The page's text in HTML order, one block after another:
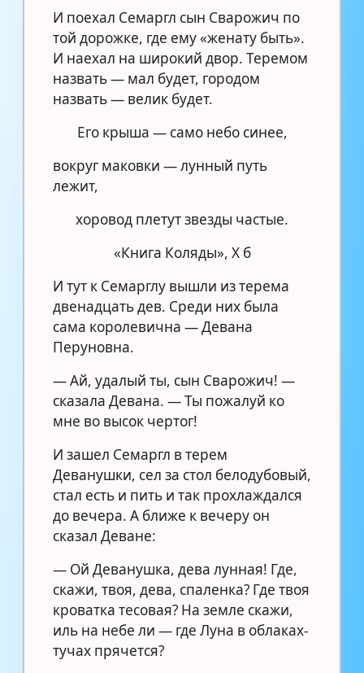
И поехал Семаргл сын Сварожич по
той дорожке, где ему «женату быть».
И наехал на широкий двор. Теремом
назвать — мал будет, городом
назвать — велик будет.
Его крыша — само небо синее,
вокруг маковки — лунный путь
лежит,
хоровод плетут звезды частые.
«Книга Коляды», X б
И тут к Семарглу вышли из терема
двенадцать дев. Среди них была
сама королевична — Девана
Перуновна.
— Ай, удалый ты, сын Сварожич! —
сказала Девана. — Ты пожалуй ко
мне во высок чертог!
И зашел Семаргл в терем
Деванушки, сел за стол белодубовый,
стал есть и пить и так прохлаждался
до вечера. А ближе к вечеру он
сказал Деване:
— Ой Деванушка, дева лунная! Где,
скажи, твоя, дева, спаленка? Где твоя
кроватка тесовая? На земле скажи,
иль на небе ли — где Луна в облаках-
тучах прячется?